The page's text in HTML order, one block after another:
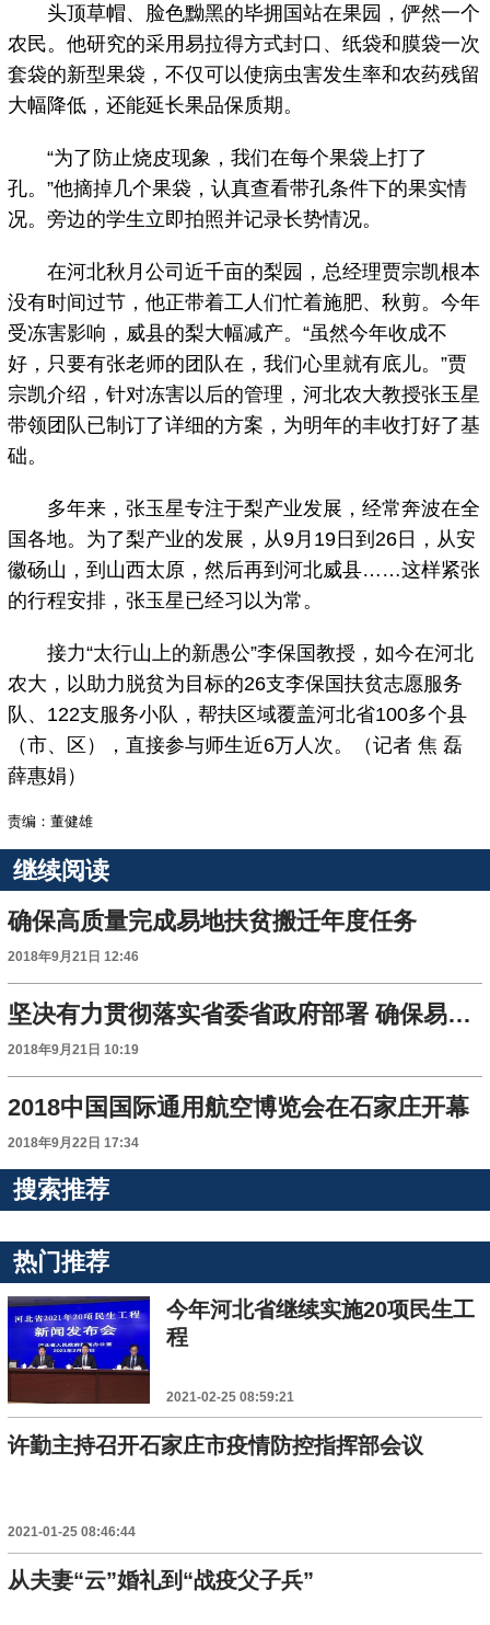
头顶草帽、脸色黝黑的毕拥国站在果园，俨然一个
农民。他研究的采用易拉得方式封口、纸袋和膜袋一次
套袋的新型果袋，不仅可以使病虫害发生率和农药残留
大幅降低，还能延长果品保质期。
“为了防止烧皮现象，我们在每个果袋上打了
孔。”他摘掉几个果袋，认真查看带孔条件下的果实情
况。旁边的学生立即拍照并记录长势情况。
在河北秋月公司近千亩的梨园，总经理贾宗凯根本
没有时间过节，他正带着工人们忙着施肥、秋剪。今年
受冻害影响，威县的梨大幅减产。“虽然今年收成不
好，只要有张老师的团队在，我们心里就有底儿。”贾
宗凯介绍，针对冻害以后的管理，河北农大教授张玉星
带领团队已制订了详细的方案，为明年的丰收打好了基
础。
多年来，张玉星专注于梨产业发展，经常奔波在全
国各地。为了梨产业的发展，从9月19日到26日，从安
徽砀山，到山西太原，然后再到河北威县……这样紧张
的行程安排，张玉星已经习以为常。
接力“太行山上的新愚公”李保国教授，如今在河北
农大，以助力脱贫为目标的26支李保国扶贫志愿服务
队、122支服务小队，帮扶区域覆盖河北省100多个县
（市、区），直接参与师生近6万人次。（记者 焦 磊
薛惠娟）
责编：董健雄
继续阅读
确保高质量完成易地扶贫搬迁年度任务
2018年9月21日 12:46
坚决有力贯彻落实省委省政府部署 确保易地扶贫搬迁任务高质量完成
2018年9月21日 10:19
2018中国国际通用航空博览会在石家庄开幕
2018年9月22日 17:34
搜索推荐
热门推荐
今年河北省继续实施20项民生工
程
2021-02-25 08:59:21
许勤主持召开石家庄市疫情防控指挥部会议
2021-01-25 08:46:44
从夫妻“云”婚礼到“战疫父子兵”